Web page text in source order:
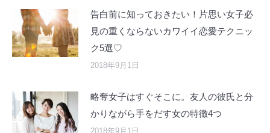
告白前に知っておきたい！片思い女子必
見の重くならないカワイイ恋愛テクニッ
ク5選♡
2018年9月1日
略奪女子はすぐそこに。友人の彼氏と分
かりながら手をだす女の特徴4つ
2018年9月1日